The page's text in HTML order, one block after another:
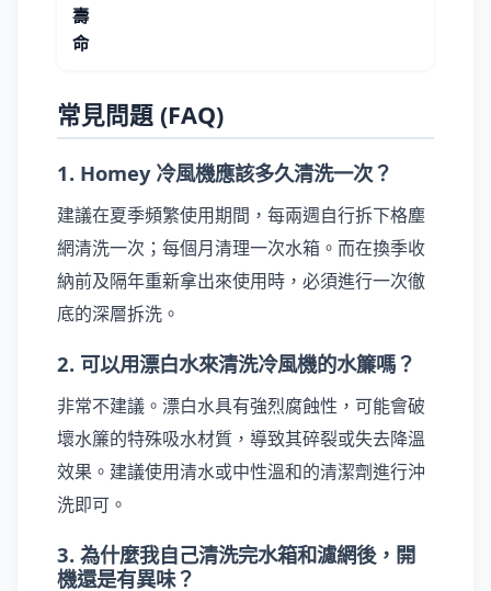
壽
命
常見問題 (FAQ)
1. Homey 冷風機應該多久清洗一次？
建議在夏季頻繁使用期間，每兩週自行拆下格塵
網清洗一次；每個月清理一次水箱。而在換季收
納前及隔年重新拿出來使用時，必須進行一次徹
底的深層拆洗。
2. 可以用漂白水來清洗冷風機的水簾嗎？
非常不建議。漂白水具有強烈腐蝕性，可能會破
壞水簾的特殊吸水材質，導致其碎裂或失去降溫
效果。建議使用清水或中性溫和的清潔劑進行沖
洗即可。
3. 為什麼我自己清洗完水箱和濾網後，開
機還是有異味？